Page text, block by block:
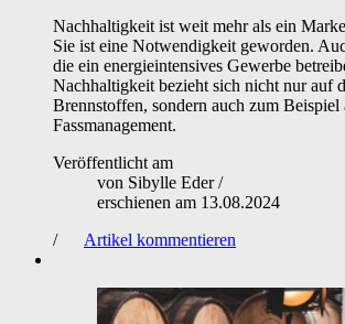
Nachhaltigkeit ist weit mehr als ein
Sie ist eine Notwendigkeit geworden.
die ein energieintensives Gewerbe
Nachhaltigkeit bezieht sich nicht nur auf
Brennstoffen, sondern auch zum Beispiel
Fassmanagement.
Veröffentlicht am
von Sibylle Eder/
erschienen am 13.08.2024
/
Artikel kommentieren